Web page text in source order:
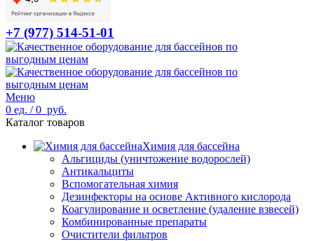
+7 (977) 514-51-01
Меню
0 ед. / 0 руб.
Каталог товаров
Химия для бассейна
Альгициды (уничтожение водорослей)
Антикальциты
Вспомогательная химия
Дезинфекторы на основе Активного кислорода
Коагулирование и осветление (удаление взвесей)
Комбинированные препараты
Очистители фильтров